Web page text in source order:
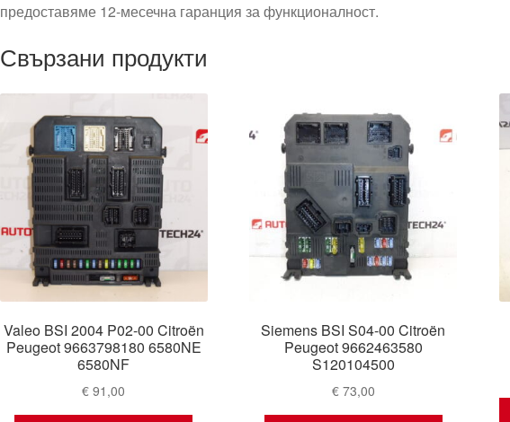
предоставяме 12-месечна гаранция за функционалност.
Свързани продукти
Valeo BSI 2004 P02-00 Citroën
Peugeot 9663798180 6580NE
6580NF
€ 91,00
Siemens BSI S04-00 Citroën
Peugeot 9662463580
S120104500
€73,00